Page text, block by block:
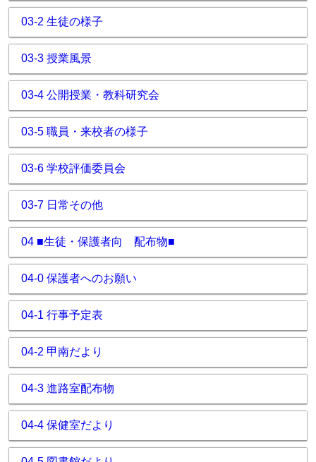
03-2 生徒の様子
03-3 授業風景
03-4 公開授業・教科研究会
03-5 職員・来校者の様子
03-6 学校評価委員会
03-7 日常その他
04 ■生徒・保護者向 配布物■
04-0 保護者へのお願い
04-1 行事予定表
04-2 甲南だより
04-3 進路室配布物
04-4 保健室だより